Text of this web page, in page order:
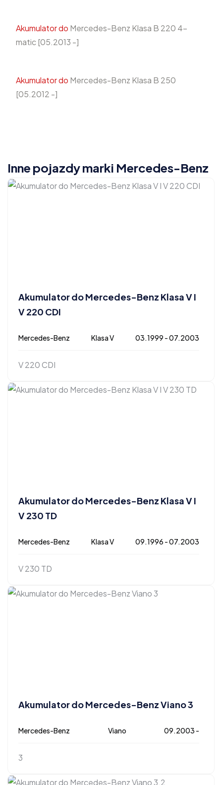
Akumulator do Mercedes-Benz Klasa B 220 4-
matic [05.2013 -]
Akumulator do Mercedes-Benz Klasa B 250
[05.2012 -]
Inne pojazdy marki Mercedes-Benz
Akumulator do Mercedes-Benz Klasa V I
V 220 CDI
Mercedes-Benz Klasa V 03.1999 - 07.2003
V 220 CDI
Akumulator do Mercedes-Benz Klasa V I
V 230 TD
Mercedes-Benz Klasa V 09.1996 - 07.2003
V 230 TD
Akumulator do Mercedes-Benz Viano 3
Mercedes-Benz Viano 09.2003 -
3